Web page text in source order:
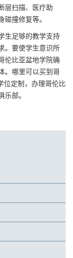
层扫描、医疗助
撞修复等。
生足够的教学支持
。要使学生意识所
伦比亚盆地学院确
。哪里可以买到哥
位定制，办理哥伦比
部。